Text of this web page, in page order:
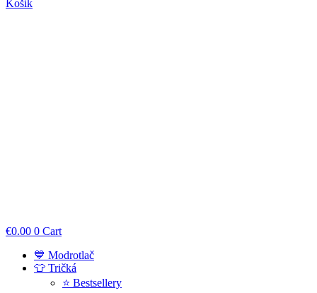
Košík
€0.00 0 Cart
💙 Modrotlač
👕 Tričká
⭐ Bestsellery